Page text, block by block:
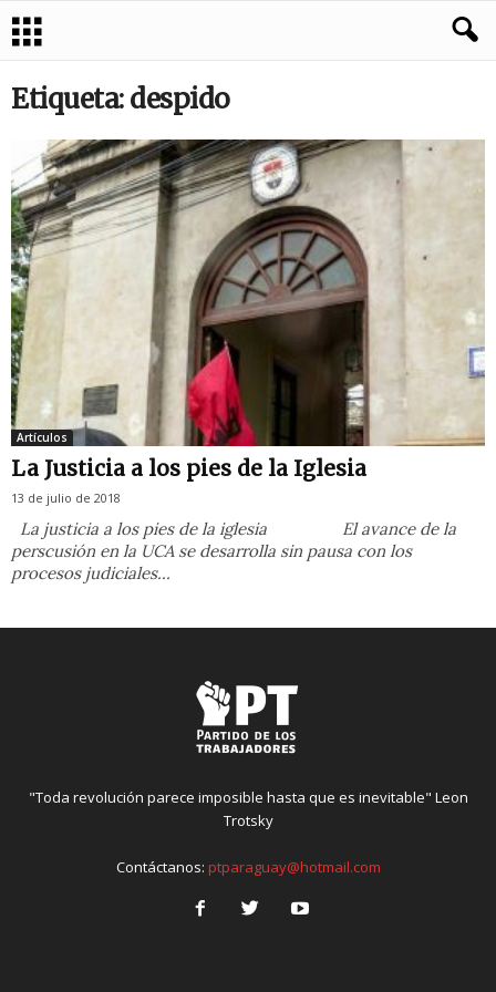
Etiqueta: despido
Artículos
La Justicia a los pies de la Iglesia
13 de julio de 2018
La justicia a los pies de la iglesia El avance de la
perscusión en la UCA se desarrolla sin pausa con los
procesos judiciales...
"Toda revolución parece imposible hasta que es inevitable" Leon
Trotsky
Contáctanos: ptparaguay@hotmail.com